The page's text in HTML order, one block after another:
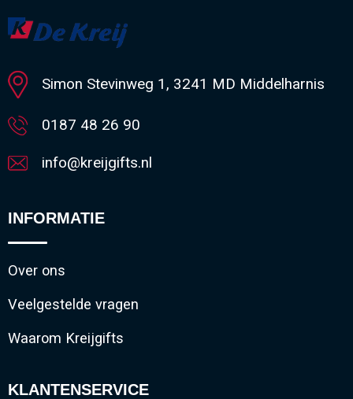
Minimale afname: 1
Simon Stevinweg 1, 3241 MD Middelharnis
0187 48 26 90
info@kreijgifts.nl
INFORMATIE
Over ons
Veelgestelde vragen
Waarom Kreijgifts
KLANTENSERVICE